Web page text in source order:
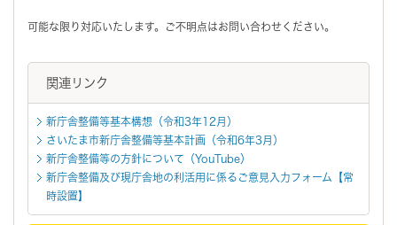
可能な限り対応いたします。ご不明点はお問い合わせください。
関連リンク
新庁舎整備等基本構想（令和3年12月）
さいたま市新庁舎整備等基本計画（令和6年3月）
新庁舎整備等の方針について（YouTube）
新庁舎整備及び現庁舎地の利活用に係るご意見入力フォーム【常
時設置】